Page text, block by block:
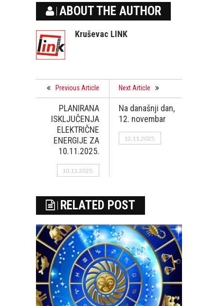
ABOUT THE AUTHOR
Kruševac LINK
Previous Article
PLANIRANA
ISKLJUČENJA
ELEKTRIČNE
ENERGIJE ZA
10.11.2025.
10.11.2025.
Next Article
Na današnji dan,
12. novembar
12.11.2025.
RELATED POST